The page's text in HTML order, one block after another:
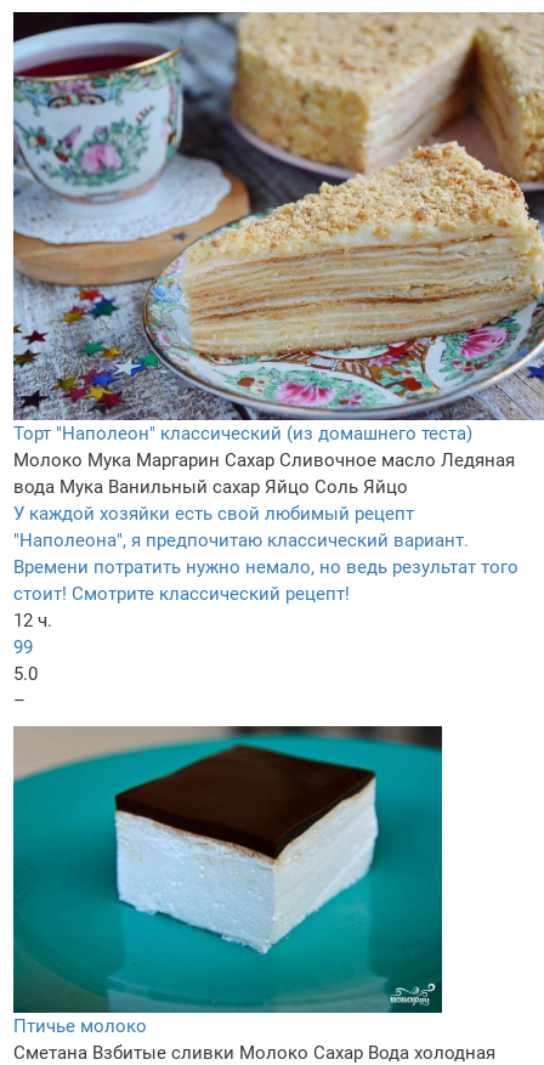
Торт "Наполеон" классический (из домашнего теста)
Молоко Мука Маргарин Сахар Сливочное масло Ледяная
вода Мука Ванильный сахар Яйцо Соль Яйцо
У каждой хозяйки есть свой любимый рецепт
"Наполеона", я предпочитаю классический вариант.
Времени потратить нужно немало, но ведь результат того
стоит! Смотрите классический рецепт!
12 ч.
99
5.0
–
Птичье молоко
Сметана Взбитые сливки Молоко Сахар Вода холодная